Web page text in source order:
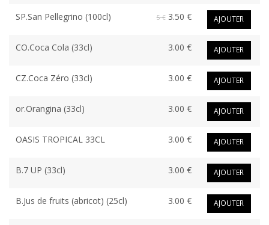
SP.San Pellegrino (100cl) 5 € 3.50 € AJOUTER
CO.Coca Cola (33cl) 3.00 € AJOUTER
CZ.Coca Zéro (33cl) 3.00 € AJOUTER
or.Orangina (33cl) 3.00 € AJOUTER
OASIS TROPICAL 33CL 3.00 € AJOUTER
B.7 UP (33cl) 3.00 € AJOUTER
B.Jus de fruits (abricot) (25cl) 3.00 € AJOUTER